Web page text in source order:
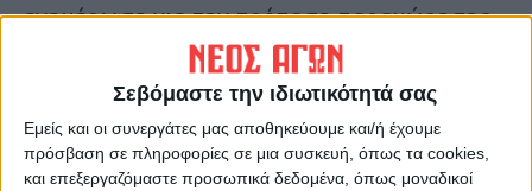
Σεβόμαστε την ιδιωτικότητά σας
Εμείς και οι συνεργάτες μας αποθηκεύουμε και/ή έχουμε
πρόσβαση σε πληροφορίες σε μια συσκευή, όπως τα cookies,
και επεξεργαζόμαστε προσωπικά δεδομένα, όπως μοναδικοί
ενημέρωση για την πρόταση παραχώρησης
των τηλεοπτικών δικαιωμάτων από την ΕΡΤ
και όπως τονίστηκε θα υπάρξει
αντιπρόταση τις επόμενες ημέρες.
Τέλος αποφασίστηκε οτι η μπάλα της νέας